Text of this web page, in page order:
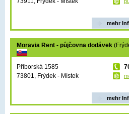
mehr
Moravia Rent - půjčovna dodávek
Příborská 1585
73801, Frýdek - Místek
mehr